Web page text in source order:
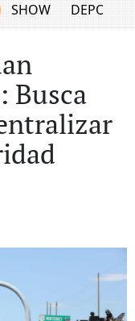
SHOW
Busca